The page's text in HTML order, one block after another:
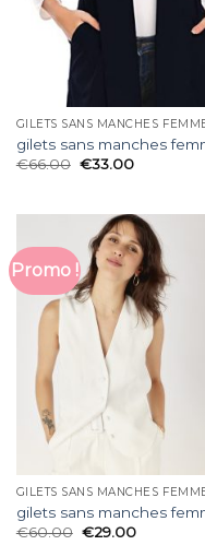
GILETS SANS MANCHES
gilets sans manches
€66.00 €33.00
Promo !
GILETS SANS MANCHES
gilets sans manches
€60.00 €29.00